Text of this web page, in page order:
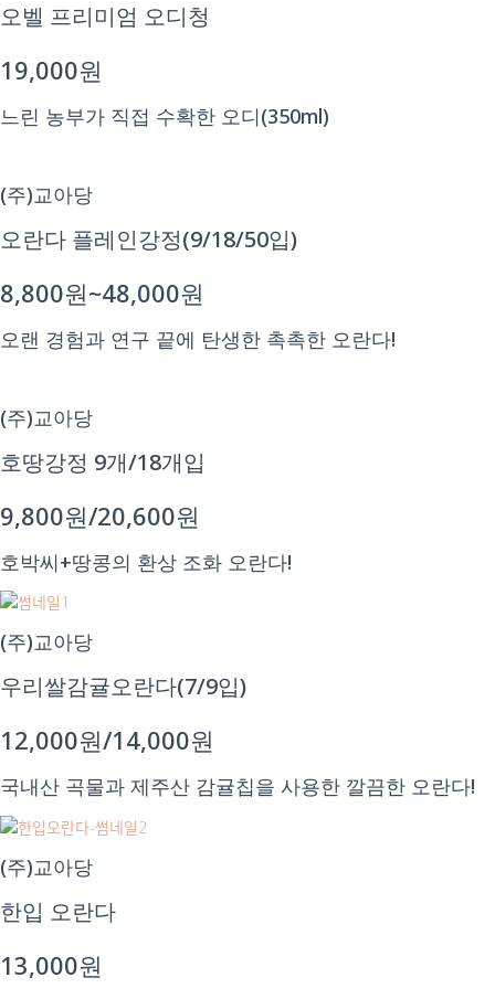
오벨 프리미엄 오디청
19,000원
느린 농부가 직접 수확한 오디(350ml)
(주)교아당
오란다 플레인강정(9/18/50입)
8,800원~48,000원
오랜 경험과 연구 끝에 탄생한 촉촉한 오란다!
(주)교아당
호땅강정 9개/18개입
9,800원/20,600원
호박씨+땅콩의 환상 조화 오란다!
(주)교아당
우리쌀감귤오란다(7/9입)
12,000원/14,000원
국내산 곡물과 제주산 감귤칩을 사용한 깔끔한 오란다!
(주)교아당
한입 오란다
13,000원